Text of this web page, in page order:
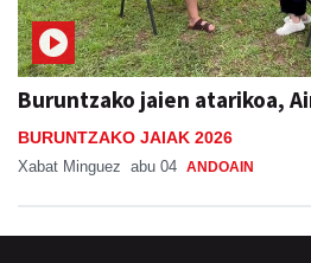
Buruntzako jaien atarikoa,
BURUNTZAKO JAIAK 2026
Xabat Minguez abu 04 ANDOAIN